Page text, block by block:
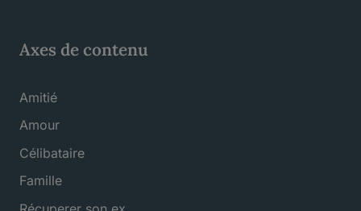
Axes de contenu
Amitié
Amour
Célibataire
Famille